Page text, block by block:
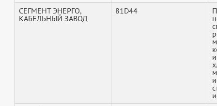
СЕГМЕНТ ЭНЕРГО,
КАБЕЛЬНЫЙ ЗАВОД
81D44